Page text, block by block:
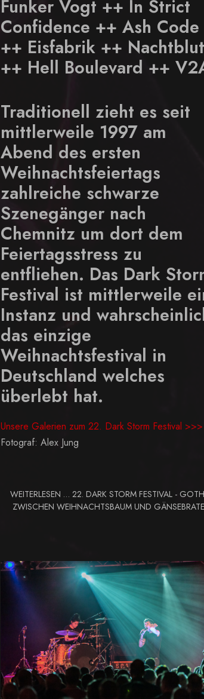
Funker Vogt ++ In Strict
Confidence ++ Ash Code
++ Eisfabrik ++ Nachtblut
++ Hell Boulevard ++
Traditionell zieht es seit
mittlerweile 1997 am
Abend des ersten
Weihnachtsfeiertags
zahlreiche schwarze
Szenegänger nach
Chemnitz um dort dem
Feiertagsstress zu
entfliehen. Das Dark
Festival ist mittlerweile
Instanz und
das einzige
Weihnachtsfestival in
Deutschland welches
überlebt hat.
Unsere Galerien zum 22. Dark Storm Festival >>>
Fotograf: Alex Jung
WEITERLESEN … 22. DARK STORM FESTIVAL -
ZWISCHEN WEIHNACHTSBAUM UND